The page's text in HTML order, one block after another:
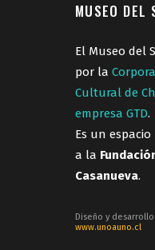
MUSEO DEL
El Museo del
por la
Cultural de
empresa GTD.
Es un
a la
Casanueva.
Diseño y desarrollo
www.unoauno.cl